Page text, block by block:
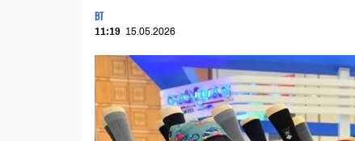
BT
11:19 15.05.2026